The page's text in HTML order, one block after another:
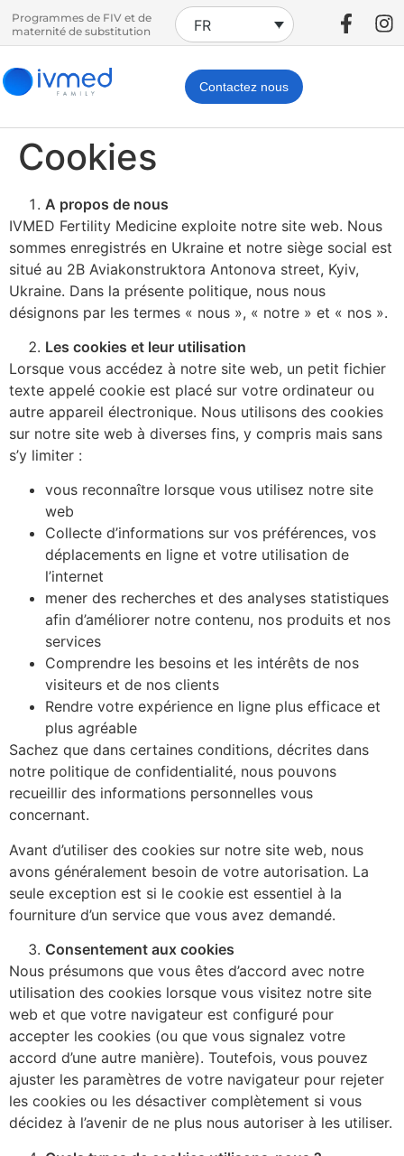
Programmes de FIV et de
maternité de substitution
FR
Contactez nous
Cookies
A propos de nous
IVMED Fertility Medicine exploite notre site web. Nous
sommes enregistrés en Ukraine et notre siège social est
situé au 2B Aviakonstruktora Antonova street, Kyiv,
Ukraine. Dans la présente politique, nous nous
désignons par les termes « nous », « notre » et « nos ».
Les cookies et leur utilisation
Lorsque vous accédez à notre site web, un petit fichier
texte appelé cookie est placé sur votre ordinateur ou
autre appareil électronique. Nous utilisons des cookies
sur notre site web à diverses fins, y compris mais sans
s’y limiter :
vous reconnaître lorsque vous utilisez notre site
web
Collecte d’informations sur vos préférences, vos
déplacements en ligne et votre utilisation de
l’internet
mener des recherches et des analyses statistiques
afin d’améliorer notre contenu, nos produits et nos
services
Comprendre les besoins et les intérêts de nos
visiteurs et de nos clients
Rendre votre expérience en ligne plus efficace et
plus agréable
Sachez que dans certaines conditions, décrites dans
notre politique de confidentialité, nous pouvons
recueillir des informations personnelles vous
concernant.
Avant d’utiliser des cookies sur notre site web, nous
avons généralement besoin de votre autorisation. La
seule exception est si le cookie est essentiel à la
fourniture d’un service que vous avez demandé.
Consentement aux cookies
Nous présumons que vous êtes d’accord avec notre
utilisation des cookies lorsque vous visitez notre site
web et que votre navigateur est configuré pour
accepter les cookies (ou que vous signalez votre
accord d’une autre manière). Toutefois, vous pouvez
ajuster les paramètres de votre navigateur pour rejeter
les cookies ou les désactiver complètement si vous
décidez à l’avenir de ne plus nous autoriser à les utiliser.